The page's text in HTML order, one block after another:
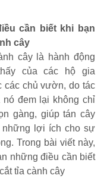
cần biết khi bạn
cây
cây là hành động
của các hộ gia
các chủ vườn, do tác
nó đem lại không chỉ
gàng, giúp tán cây
những lợi ích cho sự
Trong bài viết này,
những điều cần biết
tỉa cành cây